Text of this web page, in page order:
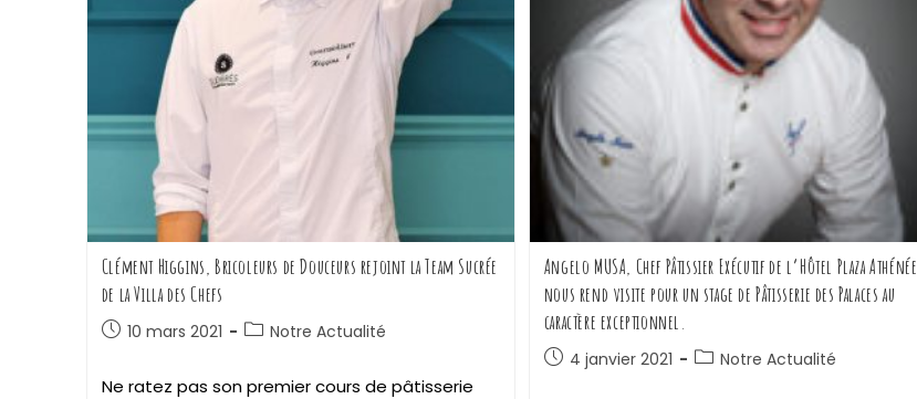
Clément Higgins, Bricoleurs de Douceurs rejoint la Team Sucrée
de la Villa des Chefs
10 mars 2021 Notre Actualité
Ne ratez pas son premier cours de pâtisserie
Angelo MUSA, Chef Pâtissier Exécutif de l’Hôtel Plaza Athénée,
nous rend visite pour un stage de Pâtisserie des Palaces au
caractère exceptionnel.
4 janvier 2021 Notre Actualité